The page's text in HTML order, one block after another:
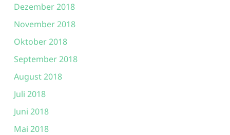
Dezember 2018
November 2018
Oktober 2018
September 2018
August 2018
Juli 2018
Juni 2018
Mai 2018